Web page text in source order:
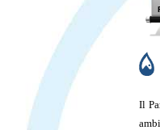
Il